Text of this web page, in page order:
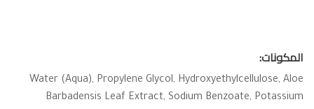
المكونات:
Water (Aqua), Propylene Glycol, Hydroxyethylcellulose, Aloe
Barbadensis Leaf Extract, Sodium Benzoate, Potassium